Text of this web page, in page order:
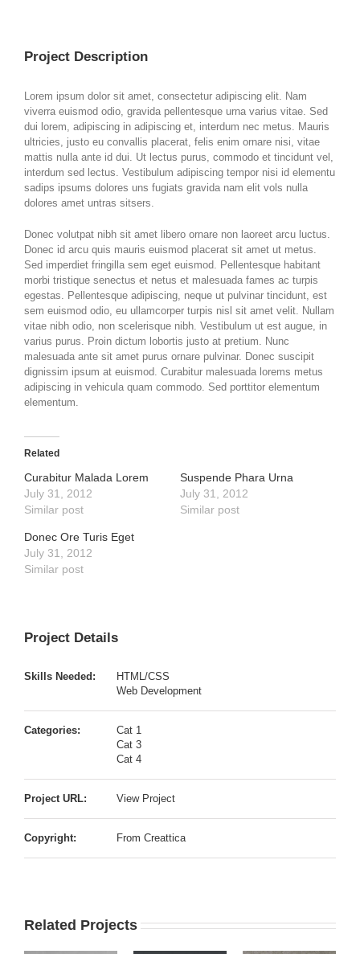
Project Description
Lorem ipsum dolor sit amet, consectetur adipiscing elit. Nam
viverra euismod odio, gravida pellentesque urna varius vitae. Sed
dui lorem, adipiscing in adipiscing et, interdum nec metus. Mauris
ultricies, justo eu convallis placerat, felis enim ornare nisi, vitae
mattis nulla ante id dui. Ut lectus purus, commodo et tincidunt vel,
interdum sed lectus. Vestibulum adipiscing tempor nisi id elementu
sadips ipsums dolores uns fugiats gravida nam elit vols nulla
dolores amet untras sitsers.
Donec volutpat nibh sit amet libero ornare non laoreet arcu luctus.
Donec id arcu quis mauris euismod placerat sit amet ut metus.
Sed imperdiet fringilla sem eget euismod. Pellentesque habitant
morbi tristique senectus et netus et malesuada fames ac turpis
egestas. Pellentesque adipiscing, neque ut pulvinar tincidunt, est
sem euismod odio, eu ullamcorper turpis nisl sit amet velit. Nullam
vitae nibh odio, non scelerisque nibh. Vestibulum ut est augue, in
varius purus. Proin dictum lobortis justo at pretium. Nunc
malesuada ante sit amet purus ornare pulvinar. Donec suscipit
dignissim ipsum at euismod. Curabitur malesuada lorems metus
adipiscing in vehicula quam commodo. Sed porttitor elementum
elementum.
Related
Curabitur Malada Lorem
July 31, 2012
Similar post
Suspende Phara Urna
July 31, 2012
Similar post
Donec Ore Turis Eget
July 31, 2012
Similar post
Project Details
Skills Needed:
HTML/CSS
Web Development
Categories:
Cat 1
Cat 3
Cat 4
Project URL: View Project
Copyright: From Creattica
Related Projects